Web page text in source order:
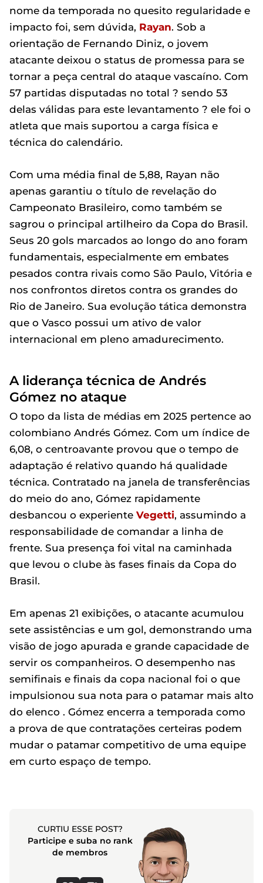
nome da temporada no quesito regularidade e
impacto foi, sem dúvida, Rayan. Sob a
orientação de Fernando Diniz, o jovem
atacante deixou o status de promessa para se
tornar a peça central do ataque vascaíno. Com
57 partidas disputadas no total ? sendo 53
delas válidas para este levantamento ? ele foi o
atleta que mais suportou a carga física e
técnica do calendário.
Com uma média final de 5,88, Rayan não
apenas garantiu o título de revelação do
Campeonato Brasileiro, como também se
sagrou o principal artilheiro da Copa do Brasil.
Seus 20 gols marcados ao longo do ano foram
fundamentais, especialmente em embates
pesados contra rivais como São Paulo, Vitória e
nos confrontos diretos contra os grandes do
Rio de Janeiro. Sua evolução tática demonstra
que o Vasco possui um ativo de valor
internacional em pleno amadurecimento.
A liderança técnica de Andrés
Gómez no ataque
O topo da lista de médias em 2025 pertence ao
colombiano Andrés Gómez. Com um índice de
6,08, o centroavante provou que o tempo de
adaptação é relativo quando há qualidade
técnica. Contratado na janela de transferências
do meio do ano, Gómez rapidamente
desbancou o experiente Vegetti, assumindo a
responsabilidade de comandar a linha de
frente. Sua presença foi vital na caminhada
que levou o clube às fases finais da Copa do
Brasil.
Em apenas 21 exibições, o atacante acumulou
sete assistências e um gol, demonstrando uma
visão de jogo apurada e grande capacidade de
servir os companheiros. O desempenho nas
semifinais e finais da copa nacional foi o que
impulsionou sua nota para o patamar mais alto
do elenco . Gómez encerra a temporada como
a prova de que contratações certeiras podem
mudar o patamar competitivo de uma equipe
em curto espaço de tempo.
CURTIU ESSE POST?
Participe e suba no rank
de membros